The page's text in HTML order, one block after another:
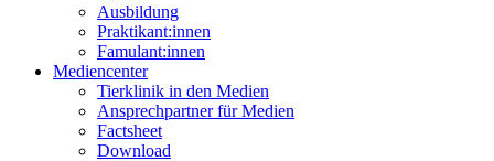
Ausbildung
Praktikant:innen
Famulant:innen
Mediencenter
Tierklinik in den Medien
Ansprechpartner für Medien
Factsheet
Download